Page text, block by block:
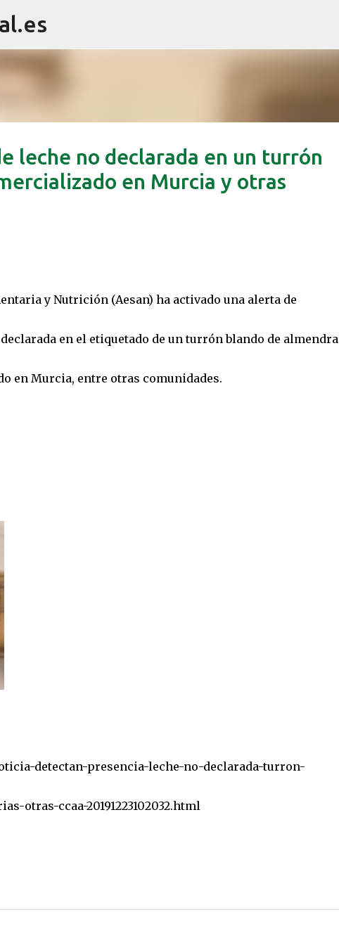
leche no declarada en un turrón
en Murcia y otras
y Nutrición (Aesan) ha activado una alerta de
en el etiquetado de un turrón blando de almendra
en Murcia, entre otras comunidades.
detectan-presencia-leche-no-declarada-turron-
otras-ccaa-20191223102032.html